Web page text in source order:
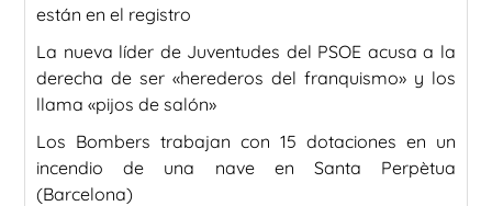
están en el registro
La nueva líder de Juventudes del PSOE acusa a la
derecha de ser «herederos del franquismo» y los
llama «pijos de salón»
Los Bombers trabajan con 15 dotaciones en un
incendio de una nave en Santa Perpètua
(Barcelona)